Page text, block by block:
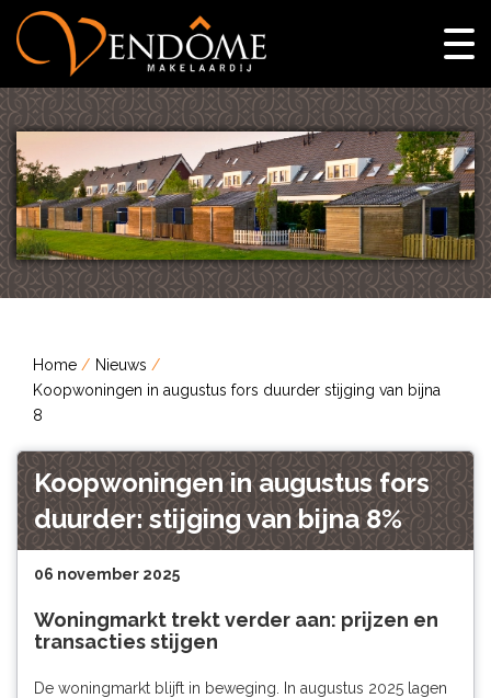
Home
Nieuws
Koopwoningen in augustus fors duurder stijging van bijna
8
Koopwoningen in augustus fors
duurder: stijging van bijna 8%
06 november 2025
Woningmarkt trekt verder aan: prijzen en
transacties stijgen
De woningmarkt blijft in beweging. In augustus 2025 lagen